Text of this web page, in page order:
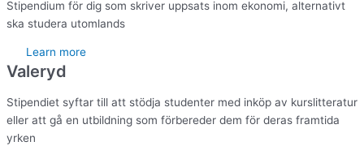
Stipendium för dig som skriver uppsats inom ekonomi, alternativt
ska studera utomlands
Learn more
Valeryd
Stipendiet syftar till att stödja studenter med inköp av kurslitteratur
eller att gå en utbildning som förbereder dem för deras framtida
yrken